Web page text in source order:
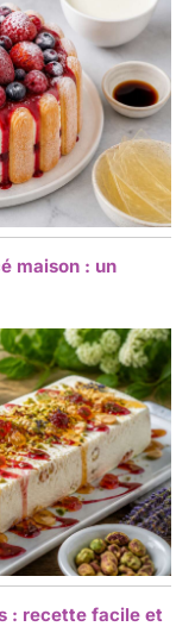
maison : un
: recette facile et